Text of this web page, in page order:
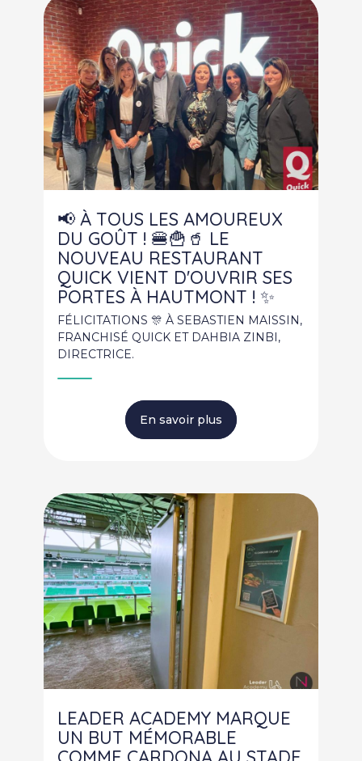
📢 À TOUS LES AMOUREUX
DU GOÛT ! 🍔🍟🥤 LE
NOUVEAU RESTAURANT
QUICK VIENT D'OUVRIR SES
PORTES À HAUTMONT ! ✨
FÉLICITATIONS 🎊 À SEBASTIEN MAISSIN,
FRANCHISÉ QUICK ET DAHBIA ZINBI,
DIRECTRICE.
En savoir plus
LEADER ACADEMY MARQUE
UN BUT MÉMORABLE